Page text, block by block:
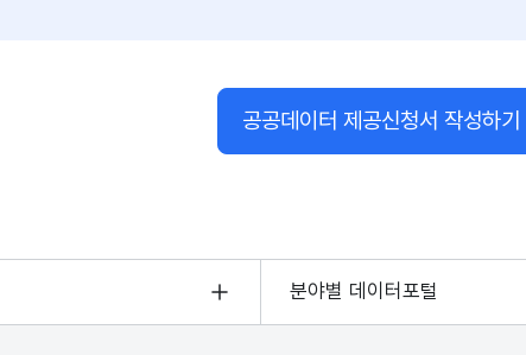
공공데이터 제공신청서 작성하기
분야별 데이터포털
기상자료개방포털
국토교통부 공간정보오픈플랫폼